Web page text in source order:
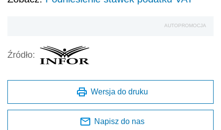
AUTOPROMOCJA
Źródło:
Wersja do druku
Napisz do nas